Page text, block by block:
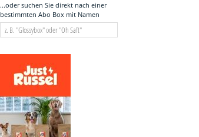
...oder suchen Sie direkt nach einer
bestimmten Abo Box mit Namen